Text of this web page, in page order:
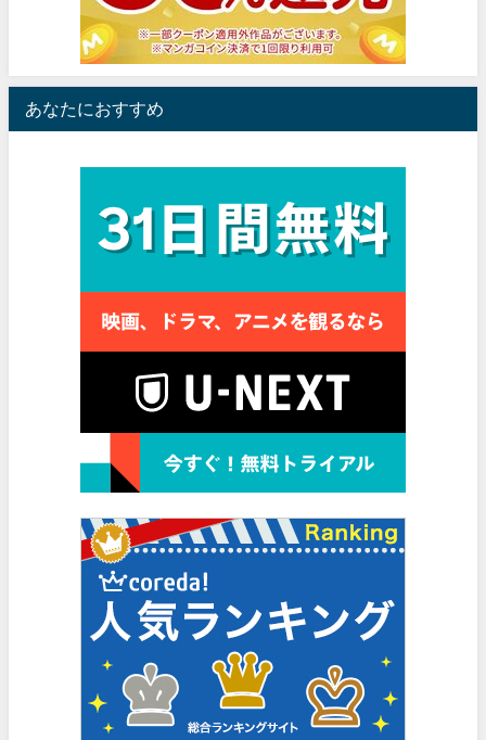
あなたにおすすめ